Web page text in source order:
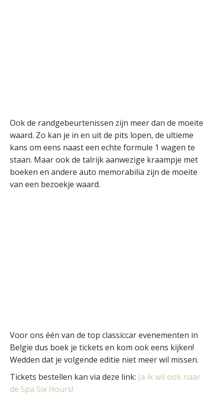
Ook de randgebeurtenissen zijn meer dan de moeite
waard. Zo kan je in en uit de pits lopen, de ultieme
kans om eens naast een echte formule 1 wagen te
staan. Maar ook de talrijk aanwezige kraampje met
boeken en andere auto memorabilia zijn de moeite
van een bezoekje waard.
Voor ons één van de top classiccar evenementen in
Belgie dus boek je tickets en kom ook eens kijken!
Wedden dat je volgende editie niet meer wil missen.
Tickets bestellen kan via deze link: Ja ik wil ook naar
de Spa Six Hours!